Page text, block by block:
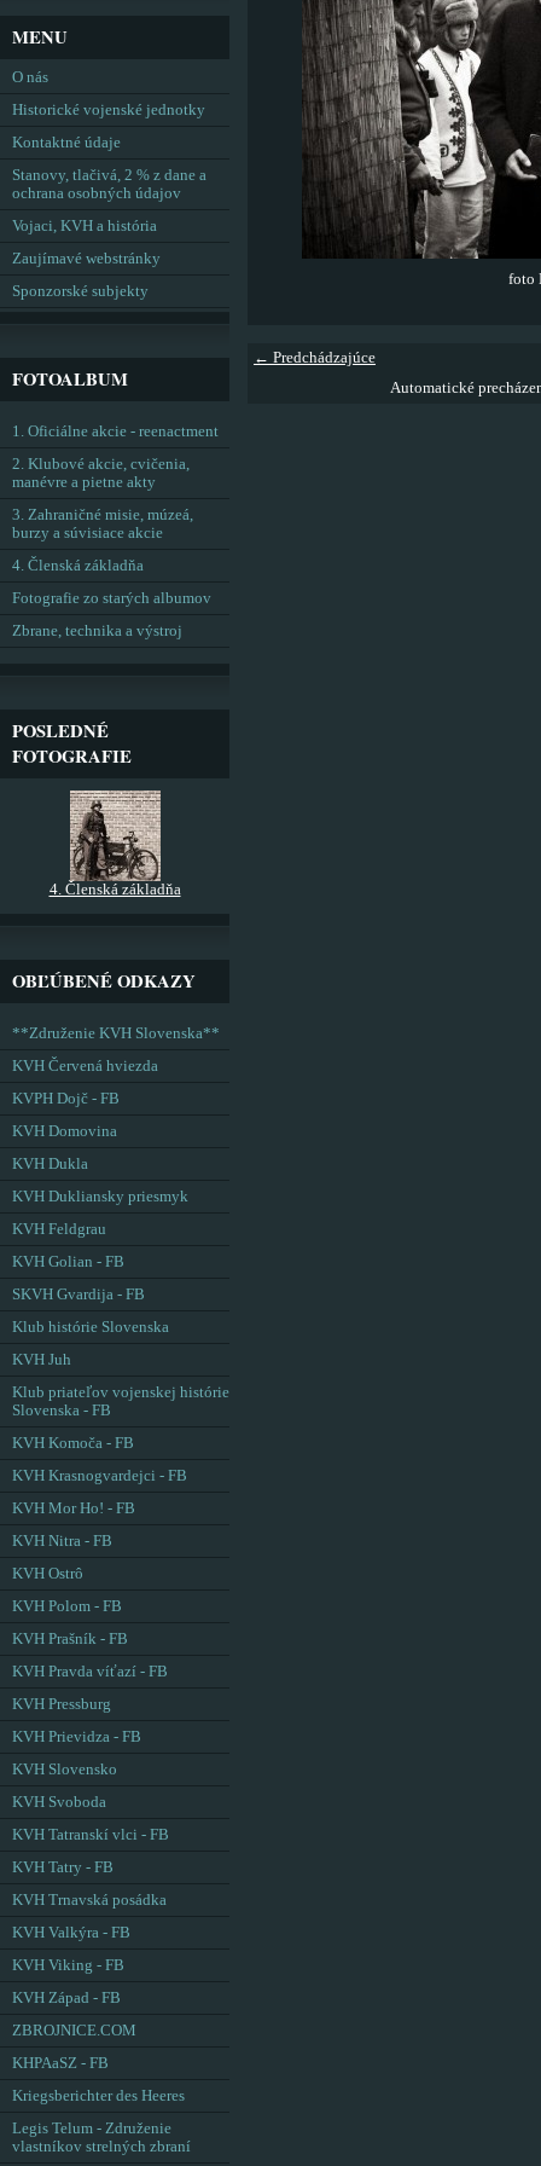
foto
← Predchádzajúce
Automatické
MENU
O nás
Historické vojenské jednotky
Kontaktné údaje
Stanovy, tlačivá, 2 % z dane a
ochrana osobných údajov
Vojaci, KVH a história
Zaujímavé webstránky
Sponzorské subjekty
FOTOALBUM
1. Oficiálne akcie - reenactment
2. Klubové akcie, cvičenia,
manévre a pietne akty
3. Zahraničné misie, múzeá,
burzy a súvisiace akcie
4. Členská základňa
Fotografie zo starých albumov
Zbrane, technika a výstroj
POSLEDNÉ
FOTOGRAFIE
4. Členská základňa
OBĽÚBENÉ ODKAZY
**Združenie KVH Slovenska**
KVH Červená hviezda
KVPH Dojč - FB
KVH Domovina
KVH Dukla
KVH Dukliansky priesmyk
KVH Feldgrau
KVH Golian - FB
SKVH Gvardija - FB
Klub histórie Slovenska
KVH Juh
Klub priateľov vojenskej histórie
Slovenska - FB
KVH Komoča - FB
KVH Krasnogvardejci - FB
KVH Mor Ho! - FB
KVH Nitra - FB
KVH Ostrô
KVH Polom - FB
KVH Prašník - FB
KVH Pravda víťazí - FB
KVH Pressburg
KVH Prievidza - FB
KVH Slovensko
KVH Svoboda
KVH Tatranskí vlci - FB
KVH Tatry - FB
KVH Trnavská posádka
KVH Valkýra - FB
KVH Viking - FB
KVH Západ - FB
ZBROJNICE.COM
KHPAaSZ - FB
Kriegsberichter des Heeres
Legis Telum - Združenie
vlastníkov strelných zbraní